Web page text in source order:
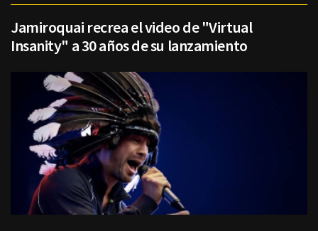
Jamiroquai recrea el video de "Virtual
Insanity" a 30 años de su lanzamiento